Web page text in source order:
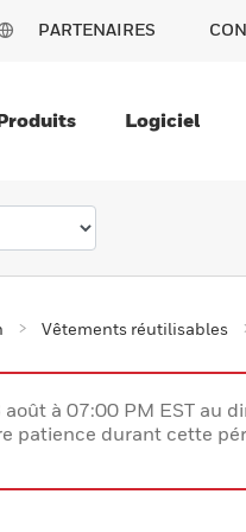
PARTENAIRES
Logiciel
Vêtements réutilisables
à 07:00 PM EST au
patience durant cette